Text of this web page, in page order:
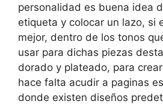
personalidad es buena idea
etiqueta y colocar un lazo, si
mejor, dentro de los tonos
usar para dichas piezas
dorado y plateado, para
hace falta acudir a paginas
donde existen diseños